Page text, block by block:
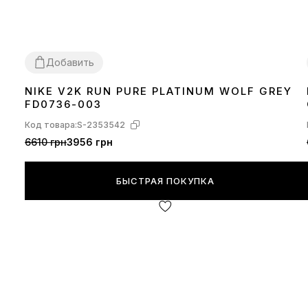
Добавить
3637 38394041 42 4344
NIKE V2K RUN PURE PLATINUM WOLF GREY
FD0736-003
Код товара:S-2353542
6610 грн3956 грн
БЫСТРАЯ ПОКУПКА